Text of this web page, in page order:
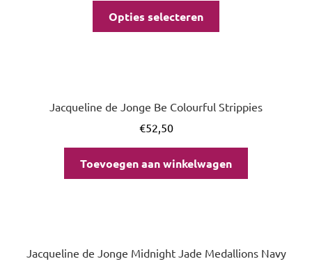
Opties selecteren
Jacqueline de Jonge Be Colourful Strippies
€52,50
Toevoegen aan winkelwagen
Jacqueline de Jonge Midnight Jade Medallions Navy